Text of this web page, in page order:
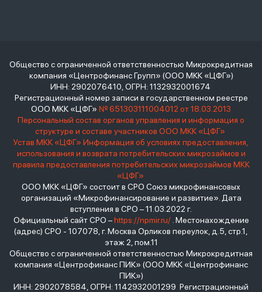
Общество с ограниченной ответственностью Микрокредитная
компания «Центрофинанс Групп» (ООО МКК «ЦФГ»)
ИНН: 2902076410, ОГРН: 1132932001674
Регистрационный номер записи в государственном реестре
ООО МКК «ЦФГ» № 651303111004012 от 18.03.2013
Персональный состав органов управления и информация о
структуре и составе участников ООО МКК «ЦФГ»
Устав МКК «ЦФГ» Информация об условиях предоставления,
использования и возврата потребительских микрозаймов и
правила предоставления потребительских микрозаймов МКК
«ЦФГ»
ООО МКК «ЦФГ» состоит в СРО Союз микрофинансовых
организаций «Микрофинансирование и развитие». Дата
вступления в СРО – 11.03.2022 г.
Официальный сайт СРО –https://npmir.ru/. Местонахождение
(адрес) СРО - 107078, г. Москва Орликов переулок, д.5, стр.1,
этаж 2, пом.11
Общество с ограниченной ответственностью Микрокредитная
компания «Центрофинанс ПИК» (ООО МКК «Центрофинанс
ПИК»)
ИНН: 2902078584, ОГРН: 1142932001299 Регистрационный